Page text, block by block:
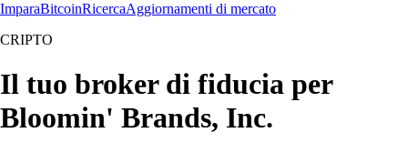
ImparaBitcoinRicercaAggiornamenti di mercato
CRIPTO
Il tuo broker di fiducia per
Bloomin' Brands, Inc.